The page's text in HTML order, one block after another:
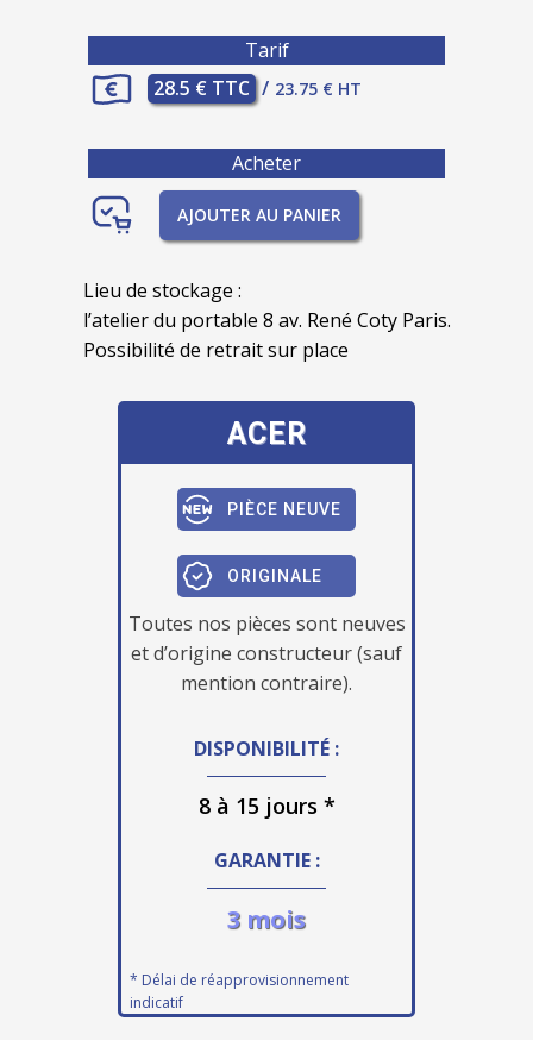
Tarif
28.5 € TTC / 23.75 € HT
Acheter
AJOUTER AU PANIER
Lieu de stockage :
l’atelier du portable 8 av. René Coty Paris.
Possibilité de retrait sur place
ACER
PIÈCE NEUVE
ORIGINALE
Toutes nos pièces sont neuves
et d’origine constructeur (sauf
mention contraire).
DISPONIBILITÉ :
8 à 15 jours *
GARANTIE :
3 mois
* Délai de réapprovisionnement
indicatif